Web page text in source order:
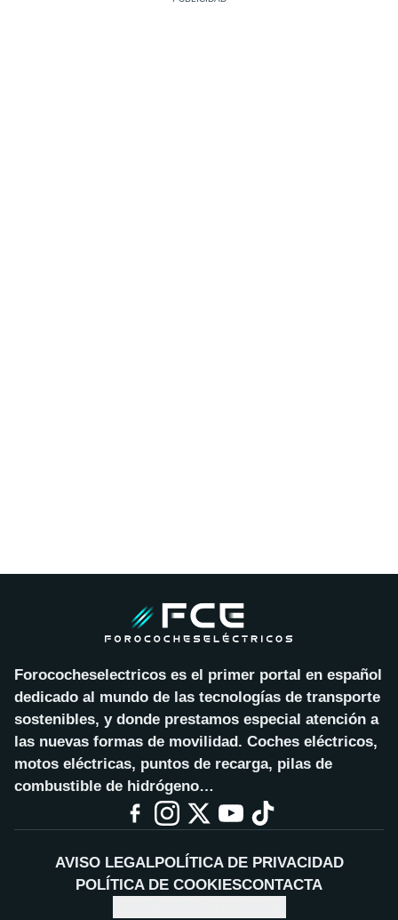
Forococheselectricos es el primer portal en español
dedicado al mundo de las tecnologías de transporte
sostenibles, y donde prestamos especial atención a
las nuevas formas de movilidad. Coches eléctricos,
motos eléctricas, puntos de recarga, pilas de
combustible de hidrógeno…
AVISO LEGALPOLÍTICA DE PRIVACIDAD
POLÍTICA DE COOKIESCONTACTA